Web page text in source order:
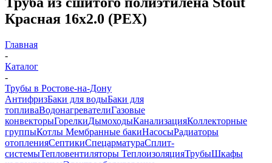
Красная 16х2.0 (PEX)
Главная
-
Каталог
-
Трубы в Ростове-на-Дону
АнтифризБаки для водыБаки для
топливаВодонагревателиГазовые
конвекторыГорелкиДымоходыКанализацияКоллекторные
группыКотлы Мембранные бакиНасосыРадиаторы
отопленияСептикиСпецарматураСплит-
системыТепловентиляторы ТеплоизоляцияТрубыШкафы